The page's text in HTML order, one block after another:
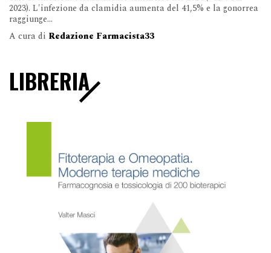
2023). L'infezione da clamidia aumenta del 41,5% e la gonorrea
raggiunge...
A cura di Redazione Farmacista33
LIBRERIA